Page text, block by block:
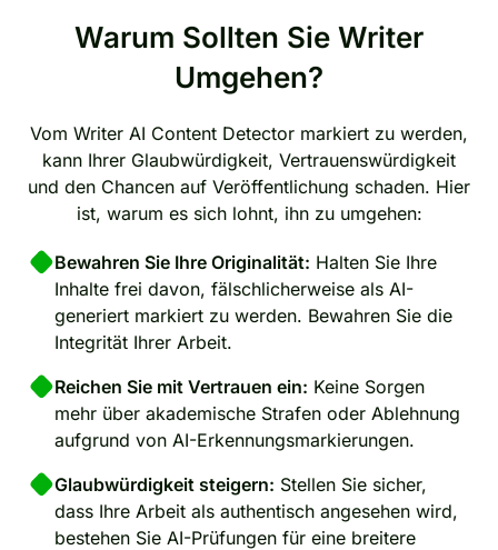
Warum Sollten Sie Writer
Umgehen?
Vom Writer AI Content Detector markiert zu werden,
kann Ihrer Glaubwürdigkeit, Vertrauenswürdigkeit
und den Chancen auf Veröffentlichung schaden. Hier
ist, warum es sich lohnt, ihn zu umgehen:
Bewahren Sie Ihre Originalität: Halten Sie Ihre
Inhalte frei davon, fälschlicherweise als AI-
generiert markiert zu werden. Bewahren Sie die
Integrität Ihrer Arbeit.
Reichen Sie mit Vertrauen ein: Keine Sorgen
mehr über akademische Strafen oder Ablehnung
aufgrund von AI-Erkennungsmarkierungen.
Glaubwürdigkeit steigern: Stellen Sie sicher,
dass Ihre Arbeit als authentisch angesehen wird,
bestehen Sie AI-Prüfungen für eine breitere